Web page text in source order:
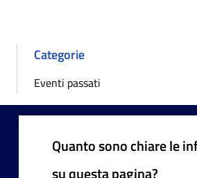
Categorie
Eventi passati
Quanto sono chiare le
su questa pagina?